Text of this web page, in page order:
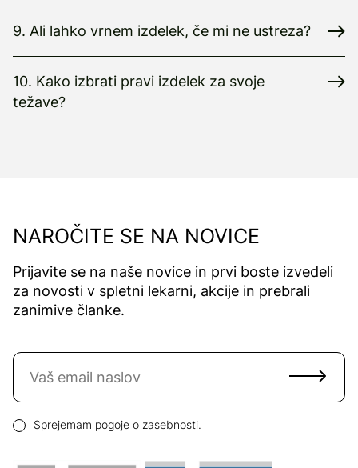
9. Ali lahko vrnem izdelek, če mi ne ustreza?
10. Kako izbrati pravi izdelek za svoje
težave?
NAROČITE SE NA NOVICE
Prijavite se na naše novice in prvi boste izvedeli
za novosti v spletni lekarni, akcije in prebrali
zanimive članke.
Naročite se na novice
Pogoji zasebnosti
Sprejemam pogoje o zasebnosti.